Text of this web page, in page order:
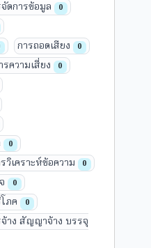
ดการข้อมูล 0
การถอดเสียง 0
ความเสี่ยง 0
0
วิเคราะห์ข้อความ 0
0
ภค 0
าง สัญญาจ้าง บรรจุ